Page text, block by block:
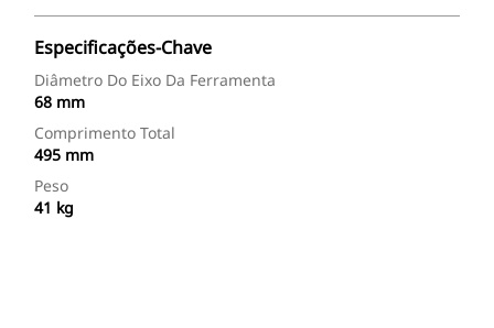
Especificações-Chave
Diâmetro Do Eixo Da Ferramenta
68 mm
Comprimento Total
495 mm
Peso
41 kg